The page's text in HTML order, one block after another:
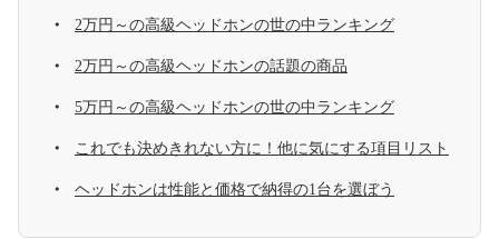
2万円～の高級ヘッドホンの世の中ランキング
2万円～の高級ヘッドホンの話題の商品
5万円～の高級ヘッドホンの世の中ランキング
これでも決めきれない方に！他に気にする項目リスト
ヘッドホンは性能と価格で納得の1台を選ぼう